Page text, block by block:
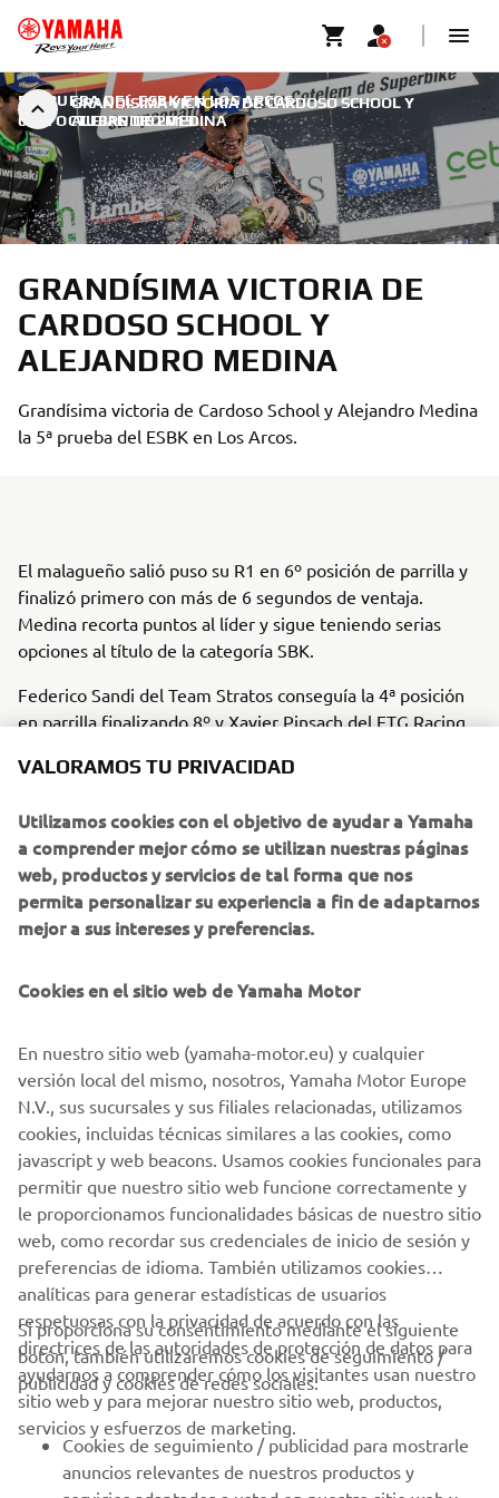
GRANDÍSIMA VICTORIA DE CARDOSO SCHOOL Y
ALEJANDRO MEDINA
5ª PRUEBA DEL ESBK EN LOS ARCOS |
6 DE OCTUBRE DE 2019
GRANDÍSIMA VICTORIA DE
CARDOSO SCHOOL Y
ALEJANDRO MEDINA
Grandísima victoria de Cardoso School y Alejandro Medina
la 5ª prueba del ESBK en Los Arcos.
El malagueño salió puso su R1 en 6º posición de parrilla y
finalizó primero con más de 6 segundos de ventaja.
Medina recorta puntos al líder y sigue teniendo serias
opciones al título de la categoría SBK.
Federico Sandi del Team Stratos conseguía la 4ª posición
en parrilla finalizando 8º y Xavier Pinsach del ETG Racing
Torrentó volvía a exprimir su R6 al máximo y pasó por
meta en primera posición, dejando muy llano su camino
hacia el título. María Herrera volvía al ESBK de las manos
del SP57 consiguiendo una espectacular 3ª posición.
En la categoría Junior Unai Orradre del MS Racing con
en la segunda carrera saliendo de Navarra líder con 16
Los tres títulos se decidirán en Jerez el próximo 3 de
Noviembre, con carrera doble para las SBK y Supersport,
¡No te lo pierdas!
1/1
CORPORATIVO
PROFESIONALES
MÁS YAMAHA
VALORAMOS TU PRIVACIDAD
Utilizamos cookies con el objetivo de ayudar a Yamaha
a comprender mejor cómo se utilizan nuestras páginas
web, productos y servicios de tal forma que nos
permita personalizar su experiencia a fin de adaptarnos
mejor a sus intereses y preferencias.
Cookies en el sitio web de Yamaha Motor
En nuestro sitio web (yamaha-motor.eu) y cualquier
versión local del mismo, nosotros, Yamaha Motor Europe
N.V., sus sucursales y sus filiales relacionadas, utilizamos
cookies, incluidas técnicas similares a las cookies, como
javascript y web beacons. Usamos cookies funcionales para
permitir que nuestro sitio web funcione correctamente y
le proporcionamos funcionalidades básicas de nuestro sitio
web, como recordar sus credenciales de inicio de sesión y
preferencias de idioma. También utilizamos cookies
analíticas para generar estadísticas de usuarios
respetuosas con la privacidad de acuerdo con las
directrices de las autoridades de protección de datos para
ayudarnos a comprender cómo los visitantes usan nuestro
sitio web y para mejorar nuestro sitio web, productos,
servicios y esfuerzos de marketing.
Si proporciona su consentimiento mediante el siguiente
botón, también utilizaremos cookies de seguimiento /
publicidad y cookies de redes sociales:
Cookies de seguimiento / publicidad para mostrarle
anuncios relevantes de nuestros productos y